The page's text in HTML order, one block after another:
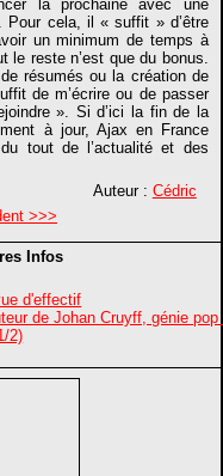
la prochaine avec une
Pour cela, il « suffit » d’être
un minimum de temps à
le reste n’est que du bonus.
résumés ou la création de
de m’écrire ou de passer
». Si d’ici la fin de la
à jour, Ajax en France
tout de l’actualité et des
Auteur : Cédric
>>>
Infos
d'effectif
de Johan Cruyff, génie
2)